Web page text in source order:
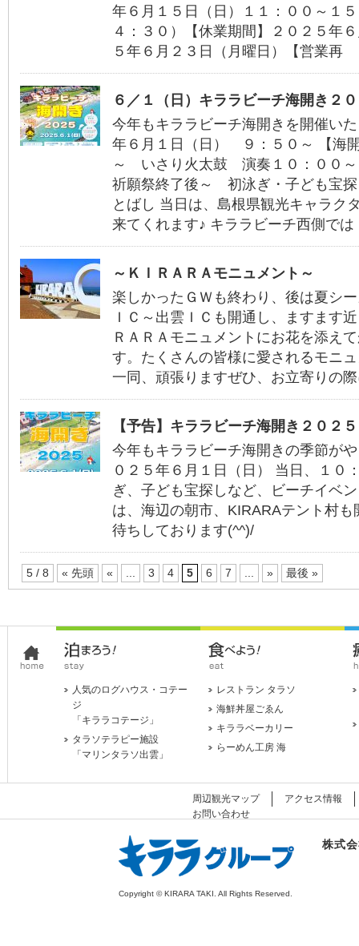
年６月１５日（日）１１：００～１
４：３０）【休業期間】２０２５年
５年６月２３日（月曜日）【営業再
６／１（日）キララビーチ海開き２
今年もキララビーチ海開きを開催い
年６月１日（日） ９：５０～ 【海
～ いさり火太鼓 演奏１０：００
祈願祭終了後～ 初泳ぎ・子ども宝
とばし 当日は、島根県観光キャラク
来てくれます♪ キララビーチ西側で
～ＫＩＲＡＲＡモニュメント～
楽しかったＧＷも終わり、後は夏シ
ＩＣ～出雲ＩＣも開通し、ますます
ＲＡＲＡモニュメントにお花を添え
す。たくさんの皆様に愛されるモニ
一同、頑張りますぜひ、お立寄りの
【予告】キララビーチ海開き２０２５
今年もキララビーチ海開きの季節が
０２５年６月１日（日） 当日、１
ぎ、子ども宝探しなど、ビーチイベ
は、海辺の朝市、KIRARAテント村
待ちしております(^^)/
5 / 8 « 先頭 « ... 3 4 5 6 7 ... » 最後 »
人気のログハウス・コテー
ジ
「キララコテージ」
タラソテラピー施設
「マリンタラソ出雲」
レストラン タラソ
海鮮丼屋ごゑん
キララベーカリー
らーめん工房 海
周辺観光マップ
アクセス情報
お問い合わせ
株式
Copyright © KIRARA TAKI. All Rights Reserved.